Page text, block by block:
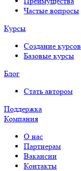
Частые вопросы
Курсы
Создание курсов
Базовые курсы
Блог
Стать автором
Поддержка
Компания
О нас
Партнерам
Вакансии
Контакты